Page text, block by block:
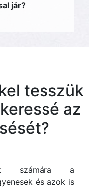
jár?
tesszük
az
számára a
és azok is